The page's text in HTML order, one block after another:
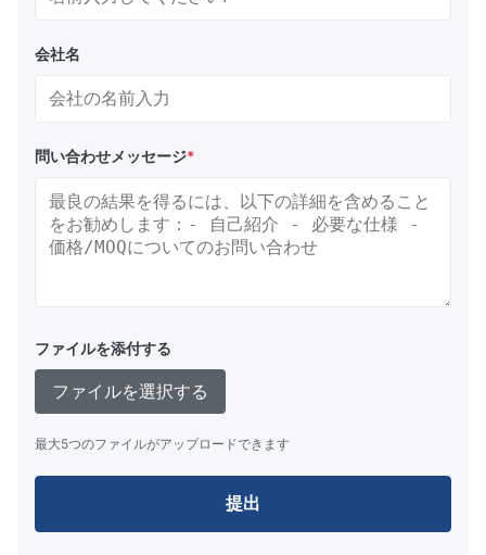
会社名
問い合わせメッセージ*
ファイルを添付する
ファイルを選択する
最大5つのファイルがアップロードできます
提出